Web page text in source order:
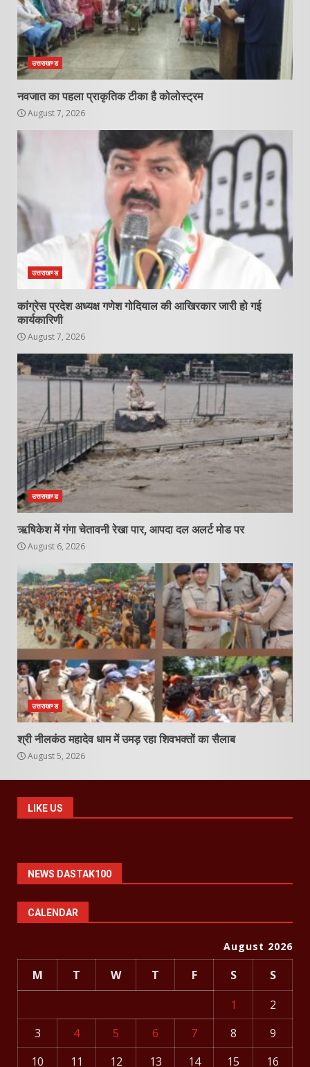
उत्तराखण्ड
नवजात का पहला प्राकृतिक टीका है कोलोस्ट्रम
August 7, 2026
उत्तराखण्ड
कांग्रेस प्रदेश अध्यक्ष गणेश गोदियाल की आखिरकार जारी हो गई
कार्यकारिणी
August 7, 2026
उत्तराखण्ड
ऋषिकेश में गंगा चेतावनी रेखा पार, आपदा दल अलर्ट मोड पर
August 6, 2026
उत्तराखण्ड
श्री नीलकंठ महादेव धाम में उमड़ रहा शिवभक्तों का सैलाब
August 5, 2026
LIKE US
NEWS DASTAK100
CALENDAR
August 2026
M T W T F S
S
1
2
3
4 5 6 7 8
9
10
11 12 13 14 15 16